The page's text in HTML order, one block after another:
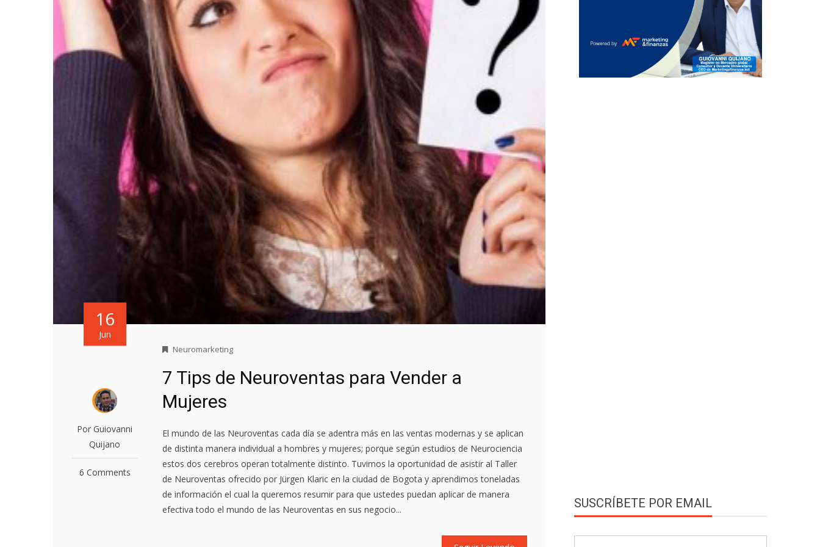
16
Jun
Por Guiovanni
Quijano
6 Comments
Neuromarketing
7 Tips de Neuroventas para Vender a
Mujeres
El mundo de las Neuroventas cada día se adentra más en las ventas modernas y se aplican
de distinta manera individual a hombres y mujeres; porque según estudios de Neurociencia
estos dos cerebros operan totalmente distinto. Tuvimos la oportunidad de asistir al Taller
de Neuroventas ofrecido por Jürgen Klaric en la ciudad de Bogota y aprendimos toneladas
de información el cual la queremos resumir para que ustedes puedan aplicar de manera
efectiva todo el mundo de las Neuroventas en sus negocio...
SUSCRÍBETE POR EMAIL